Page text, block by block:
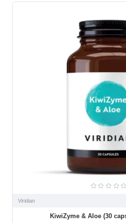
Viridian
KiwiZyme & Aloe (30